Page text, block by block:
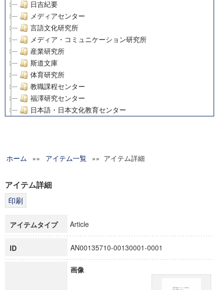
日吉紀要
メディアセンター
言語文化研究所
メディア・コミュニケーション研究所
産業研究所
斯道文庫
体育研究所
教職課程センター
福澤研究センター
日本語・日本文化教育センター
グローバルリサーチインスティテュート
科学研究費補助金研究成果報告書
博士課程教育リーディングプログラム「超成熟社会発展のサ
ホーム »» アイテム一覧 »» アイテム詳細
アイテム詳細
アイテムタイプ Article
ID AN00135710-00130001-0001
画像